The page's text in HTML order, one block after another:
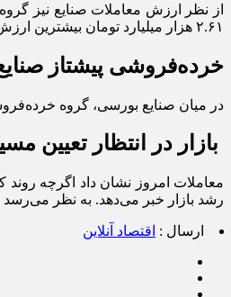
۲.۶۱ هزار میلیارد تومان بیشترین ارزش معاملات را ثبت کردند.
خرده‌فروشی پیشتاز
در میان صنایع بورسی، گروه خرده‌فروشی به استثنای وسایل نقلیه موتوری با رشد
بازار در انتظار تعیین
معاملات امروز نشان داد اگرچه
رشد بازار خبر می‌دهد. به نظر می‌رسد
ارسال : اقتصاد آنلاین